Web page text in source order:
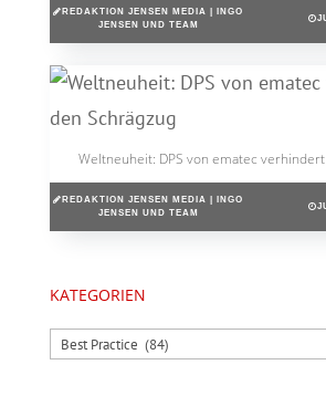
REDAKTION JENSEN MEDIA | INGO
JENSEN UND TEAM
Weltneuheit: DPS von ematec
REDAKTION JENSEN MEDIA | INGO
JENSEN UND TEAM
KATEGORIEN
Kategorien